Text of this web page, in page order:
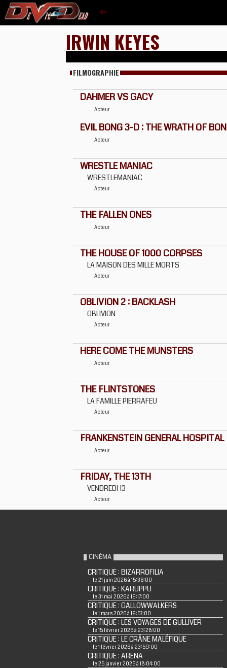
IRWIN KEYES
FILMOGRAPHIE
DAHMER VS GACY
Acteur
EVIL BONG 3-D : THE WRATH OF
Acteur
WRESTLE MANIAC
WRESTLEMANIAC
Acteur
THE FALLEN ONES
Acteur
THE HOUSE OF 1000 CORPSES
LA MAISON DES MILLE MORTS
Acteur
OBLIVION 2 : BACKLASH
OBLIVION
Acteur
HERE COME THE MUNSTERS
Acteur
THE FLINTSTONES
LA FAMILLE PIERRAFEU
Acteur
FRANKENSTEIN GENERAL HOSPITAL
Acteur
FRIDAY, THE 13TH
VENDREDI 13
Acteur
CINÉMA
CRITIQUE : BIZARROFILIA
le 21 juin 2026 à 15:36:00
CRITIQUE : KARUPPU
le 31 mai 2026 à 19:17:00
CRITIQUE : GALLOWWALKERS
le 1 mars 2026 à 19:57:00
CRITIQUE : LES VOYAGES DE GULLIVER
le 15 février 2026 à 23:28:00
CRITIQUE : LE CRÂNE MALÉFIQUE
le 1 février 2026 à 23:59:00
CRITIQUE : ARENA
le 25 janvier 2026 à 18:04:00